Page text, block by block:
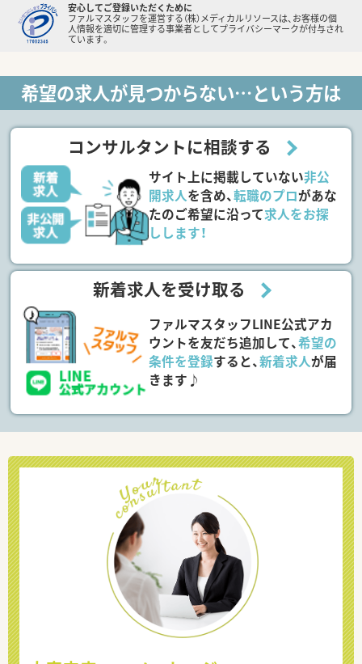
安心してご登録いただくために
ファルマスタッフを運営する（株）メディカルリソースは、お客様の個
人情報を適切に管理する事業者としてプライバシーマークが付与され
ています。
希望の求人が見つからない…という方は
コンサルタントに相談する
サイト上に掲載していない非公
開求人を含め、転職のプロがあな
たのご希望に沿って求人をお探
しします！
新着求人を受け取る
ファルマスタッフLINE公式アカ
ウントを友だち追加して、希望の
条件を登録すると、新着求人が届
きます♪